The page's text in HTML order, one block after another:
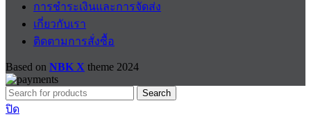
การชำระเงินและการจัดส่ง
เกี่ยวกับเรา
ติดตามการสั่งซื้อ
Based on NBK X theme 2024
Search
ปิด